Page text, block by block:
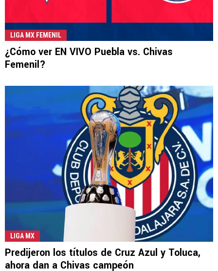
LIGA MX FEMENIL
¿Cómo ver EN VIVO Puebla vs. Chivas
Femenil?
LIGA MX
Predijeron los títulos de Cruz Azul y Toluca,
ahora dan a Chivas campeón